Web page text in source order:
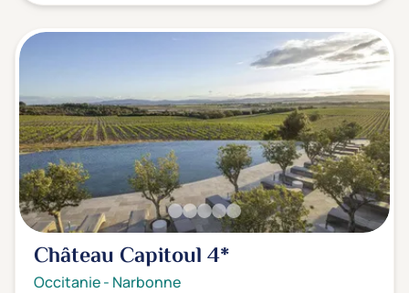
Château Capitoul4*
Occitanie- Narbonne